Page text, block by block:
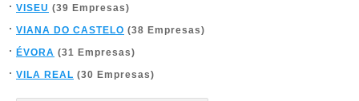
VISEU (39 Empresas)
VIANA DO CASTELO (38 Empresas)
ÉVORA (31 Empresas)
VILA REAL (30 Empresas)